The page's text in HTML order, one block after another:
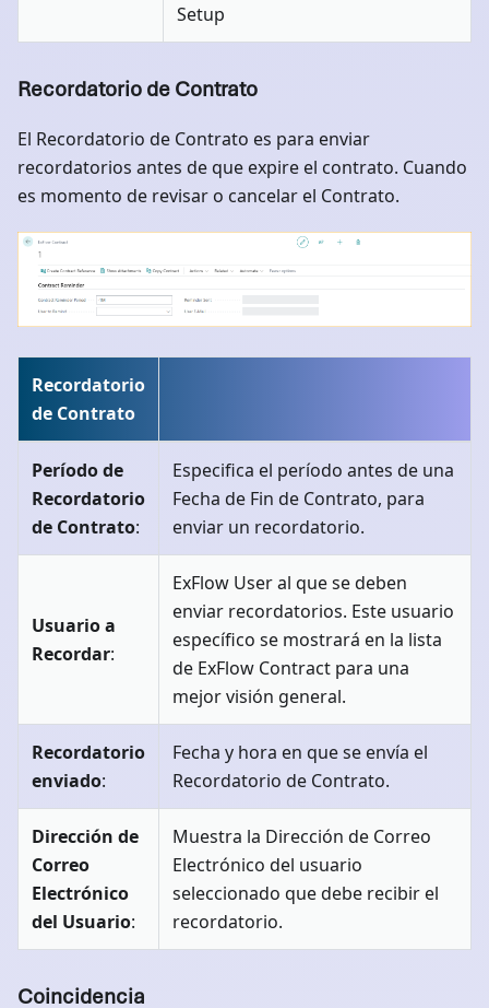
Setup
Recordatorio de Contrato
El Recordatorio de Contrato es para enviar
recordatorios antes de que expire el contrato. Cuando
es momento de revisar o cancelar el Contrato.
Recordatorio
de Contrato
Período de
Recordatorio
de Contrato:
Especifica el período antes de una
Fecha de Fin de Contrato, para
enviar un recordatorio.
Usuario a
Recordar:
ExFlow User al que se deben
enviar recordatorios. Este usuario
específico se mostrará en la lista
de ExFlow Contract para una
mejor visión general.
Recordatorio
enviado:
Fecha y hora en que se envía el
Recordatorio de Contrato.
Dirección de
Correo
Electrónico
del Usuario:
Muestra la Dirección de Correo
Electrónico del usuario
seleccionado que debe recibir el
recordatorio.
Coincidencia